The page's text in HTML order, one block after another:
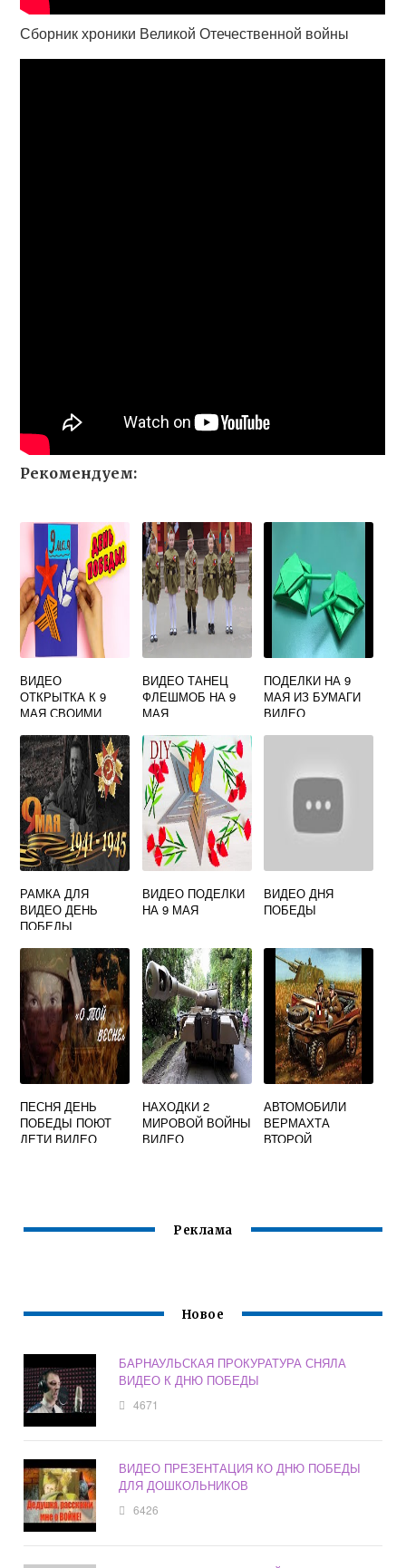
Сборник хроники Великой Отечественной войны
Рекомендуем:
ВИДЕО
ОТКРЫТКА К 9
МАЯ СВОИМИ
ВИДЕО ТАНЕЦ
ФЛЕШМОБ НА 9
МАЯ
ПОДЕЛКИ НА 9
МАЯ ИЗ БУМАГИ
ВИДЕО
РАМКА ДЛЯ
ВИДЕО ДЕНЬ
ПОБЕДЫ
ВИДЕО ПОДЕЛКИ
НА 9 МАЯ
ВИДЕО ДНЯ
ПОБЕДЫ
ПЕСНЯ ДЕНЬ
ПОБЕДЫ ПОЮТ
ДЕТИ ВИДЕО
НАХОДКИ 2
МИРОВОЙ ВОЙНЫ
ВИДЕО
АВТОМОБИЛИ
ВЕРМАХТА
ВТОРОЙ
Реклама
Новое
БАРНАУЛЬСКАЯ ПРОКУРАТУРА СНЯЛА
ВИДЕО К ДНЮ ПОБЕДЫ
4671
ВИДЕО ПРЕЗЕНТАЦИЯ КО ДНЮ ПОБЕДЫ
ДЛЯ ДОШКОЛЬНИКОВ
6426